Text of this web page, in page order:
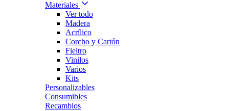
Materiales
Ver todo
Madera
Acrílico
Corcho y Cartón
Fieltro
Vinilos
Varios
Kits
Personalizables
Consumibles
Recambios